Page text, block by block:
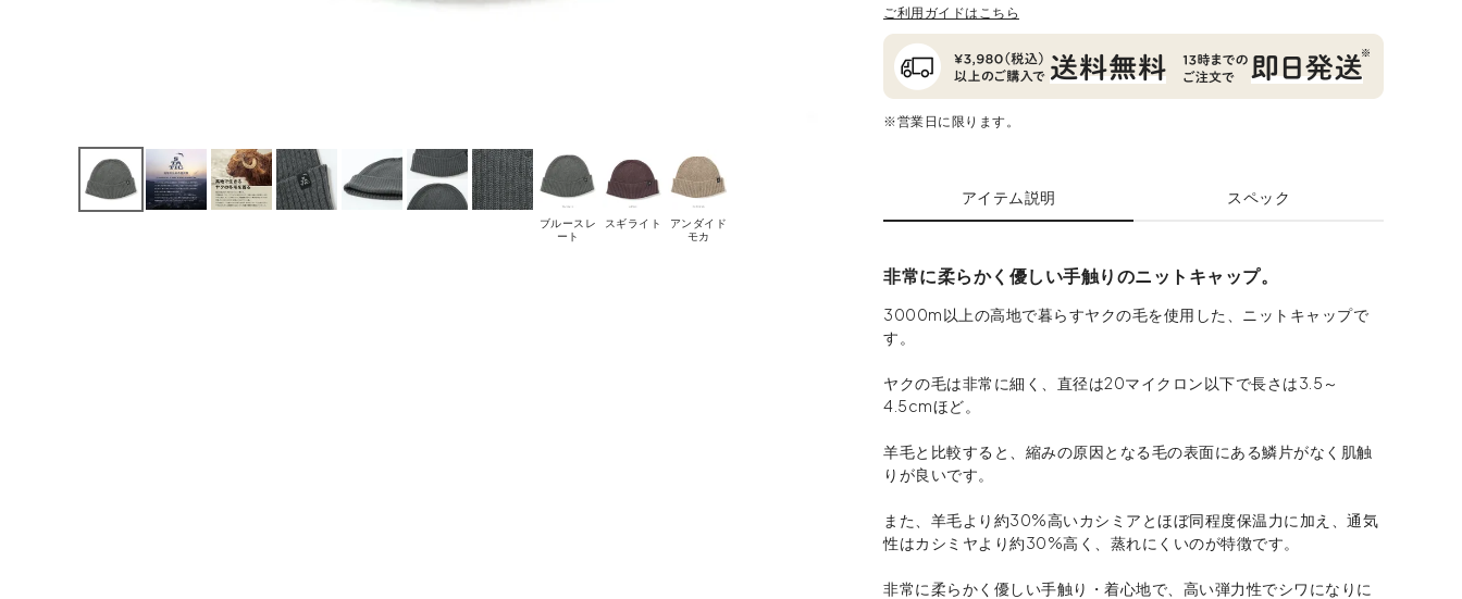
ブルースレ
ート
スギライト
アンダイド
モカ
ご利用ガイドはこちら
※営業日に限ります。
アイテム説明 スペック
非常に柔らかく優しい手触りのニットキャップ。
3000m以上の高地で暮らすヤクの毛を使用した、ニットキャップで
す。
ヤクの毛は非常に細く、直径は20マイクロン以下で長さは3.5～
4.5cmほど。
羊毛と比較すると、縮みの原因となる毛の表面にある鱗片がなく肌触
りが良いです。
また、羊毛より約30%高いカシミアとほぼ同程度保温力に加え、通気
性はカシミヤより約30%高く、蒸れにくいのが特徴です。
非常に柔らかく優しい手触り・着心地で、高い弾力性でシワになりに